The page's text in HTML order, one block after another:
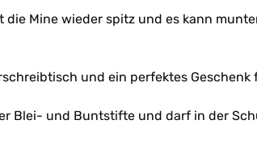
Mine wieder spitz und es kann
und ein perfektes Geschenk
Blei- und Buntstifte und darf in der